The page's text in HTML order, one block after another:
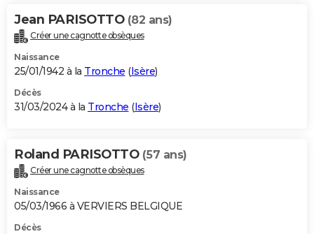
Jean PARISOTTO (82 ans)
Créer une cagnotte obsèques
Naissance
25/01/1942 à la Tronche (Isère)
Décès
31/03/2024 à la Tronche (Isère)
Roland PARISOTTO (57 ans)
Créer une cagnotte obsèques
Naissance
05/03/1966 à VERVIERS BELGIQUE
Décès